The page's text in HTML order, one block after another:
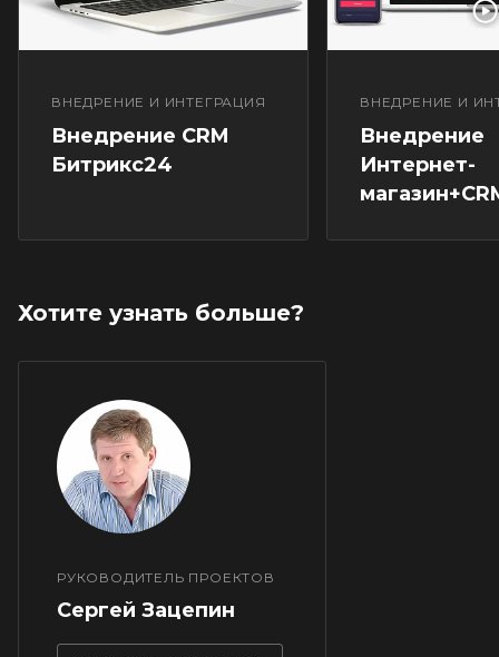
ВНЕДРЕНИЕ И ИНТЕГРАЦИЯ
Внедрение CRM
Битрикс24
ВНЕДРЕНИЕ И
Внедрение
Интернет-
Хотите узнать больше?
РУКОВОДИТЕЛЬ ПРОЕКТОВ
Сергей Зацепин